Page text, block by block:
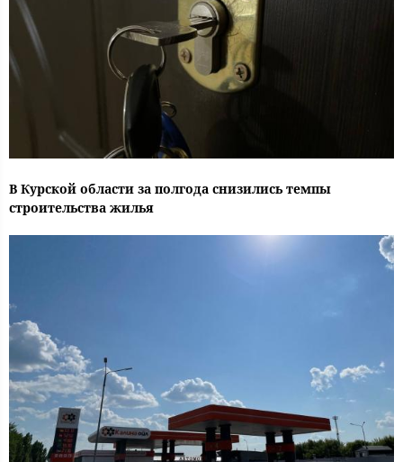
В Курской области за полгода снизились темпы
строительства жилья